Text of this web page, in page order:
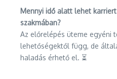
Mennyi idő alatt lehet
szakmában?
Az előrelépés üteme egyéni
lehetőségektől függ, de
haladás érhető el. ⏳